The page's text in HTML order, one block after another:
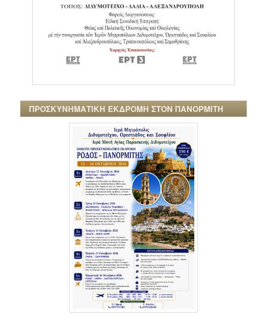
ΠΡΟΣΚΥΝΗΜΑΤΙΚΗ ΕΚΔΡΟΜΗ ΣΤΟΝ ΠΑΝΟΡΜΙΤΗ